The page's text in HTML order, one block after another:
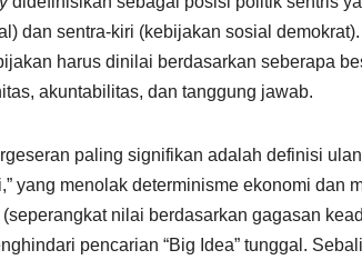
dan sentra-kiri (kebijakan sosial
harus dinilai berdasarkan seberapa
akuntabilitas, dan tanggung jawab.
paling signifikan adalah definisi
yang menolak determinisme ekonomi dan
(seperangkat nilai berdasarkan gagasan
pencarian “Big Idea” tunggal.